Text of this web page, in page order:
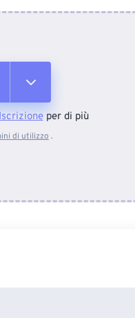
per di più
di utilizzo .